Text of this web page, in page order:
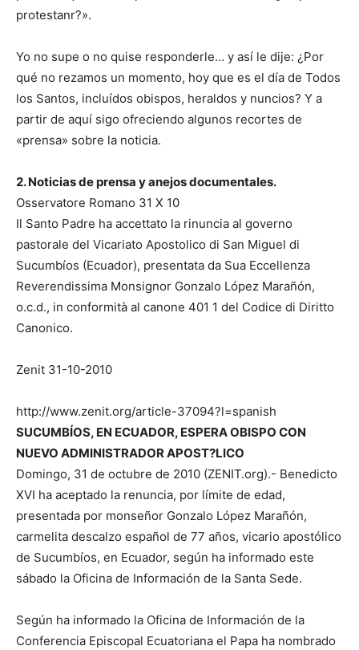
protestanr?».
Yo no supe o no quise responderle… y así le dije: ¿Por
qué no rezamos un momento, hoy que es el día de Todos
los Santos, incluídos obispos, heraldos y nuncios? Y a
partir de aquí sigo ofreciendo algunos recortes de
«prensa» sobre la noticia.
2. Noticias de prensa y anejos documentales.
Osservatore Romano 31 X 10
Il Santo Padre ha accettato la rinuncia al governo
pastorale del Vicariato Apostolico di San Miguel di
Sucumbíos (Ecuador), presentata da Sua Eccellenza
Reverendissima Monsignor Gonzalo López Marañón,
o.c.d., in conformità al canone 401 1 del Codice di Diritto
Canonico.
Zenit 31-10-2010
http://www.zenit.org/article-37094?l=spanish
SUCUMBÍOS, EN ECUADOR, ESPERA OBISPO CON
NUEVO ADMINISTRADOR APOST?LICO
Domingo, 31 de octubre de 2010 (ZENIT.org).- Benedicto
XVI ha aceptado la renuncia, por límite de edad,
presentada por monseñor Gonzalo López Marañón,
carmelita descalzo español de 77 años, vicario apostólico
de Sucumbíos, en Ecuador, según ha informado este
sábado la Oficina de Información de la Santa Sede.
Según ha informado la Oficina de Información de la
Conferencia Episcopal Ecuatoriana el Papa ha nombrado